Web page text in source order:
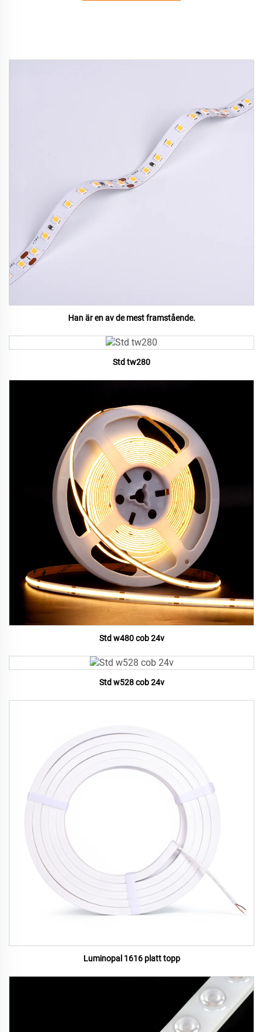
Han är en av de mest framstående.
Std tw280
Std w480 cob 24v
Std w528 cob 24v
Luminopal 1616 platt topp